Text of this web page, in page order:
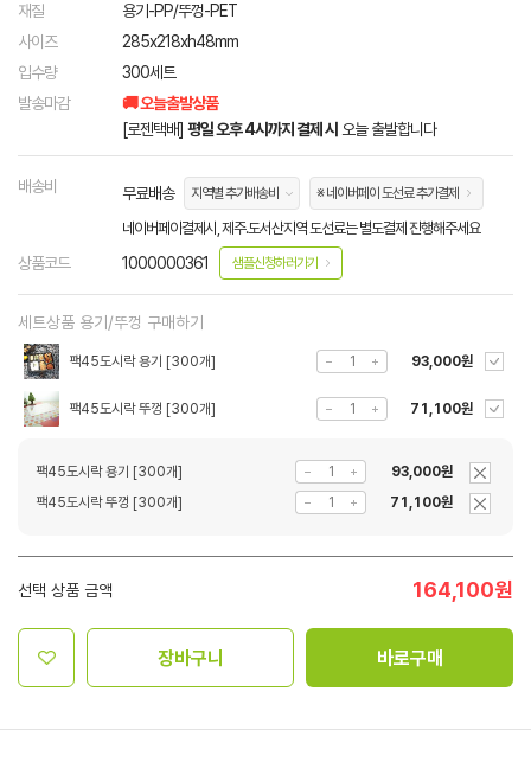
재질
용기-PP/뚜껑-PET
사이즈
285x218xh48mm
입수량
300세트
발송마감
🚚 오늘출발상품
[로젠택배] 평일 오후 4시까지 결제 시 오늘 출발합니다
배송비 무료배송 지역별 추가배송비 ※ 네이버페이 도선료 추가결제
네이버페이결제시, 제주.도서산지역 도선료는 별도결제 진행해주세요
상품코드 1000000361 샘플신청하러가기
세트상품 용기/뚜껑 구매하기
팩45도시락 용기 [300개] 93,000원
팩45도시락 뚜껑 [300개] 71,100원
팩45도시락 용기 [300개]
93,000원
팩45도시락 뚜껑 [300개]
71,100원
선택 상품 금액 164,100원
장바구니 바로구매